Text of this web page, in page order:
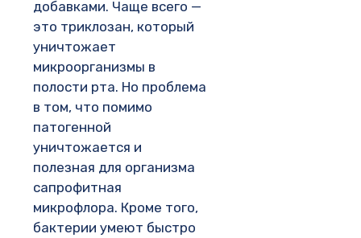
добавками. Чаще всего —
это триклозан, который
уничтожает
микроорганизмы в
полости рта. Но проблема
в том, что помимо
патогенной
уничтожается и
полезная для организма
сапрофитная
микрофлора. Кроме того,
бактерии умеют быстро